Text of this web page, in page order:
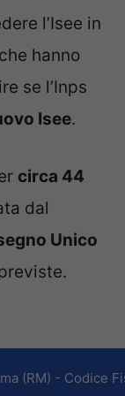
l’Isee in
hanno
se l’Inps
Isee.
circa 44
dal
Unico
(RM) - Codice